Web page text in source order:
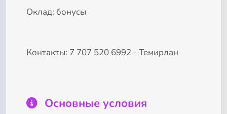
Оклад: бонусы
Контакты: 7 707 520 6992 - Темирлан
Основные условия